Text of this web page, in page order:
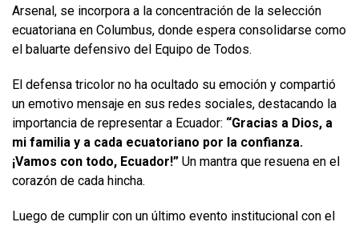
Arsenal, se incorpora a la concentración de la selección
ecuatoriana en Columbus, donde espera consolidarse como
el baluarte defensivo del Equipo de Todos.
El defensa tricolor no ha ocultado su emoción y compartió
un emotivo mensaje en sus redes sociales, destacando la
importancia de representar a Ecuador: “Gracias a Dios, a
mi familia y a cada ecuatoriano por la confianza.
¡Vamos con todo, Ecuador!” Un mantra que resuena en el
corazón de cada hincha.
Luego de cumplir con un último evento institucional con el